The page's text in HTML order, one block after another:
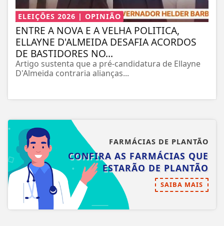
ELEIÇÕES 2026 | OPINIÃO
ENTRE A NOVA E A VELHA POLITICA,
ELLAYNE D'ALMEIDA DESAFIA ACORDOS
DE BASTIDORES NO...
Artigo sustenta que a pré-candidatura de Ellayne
D'Almeida contraria alianças...
FARMÁCIAS DE PLANTÃO
CONFIRA AS FARMÁCIAS QUE
ESTARÃO DE PLANTÃO
SAIBA MAIS